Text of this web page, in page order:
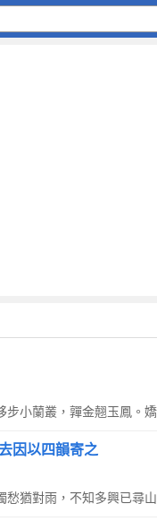
小蘭叢，嚲金翹玉鳳。
因以四韻寄之
猶對雨，不知多興已尋